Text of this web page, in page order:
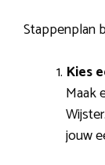
Stappenplan
Kies
Maak
jouw